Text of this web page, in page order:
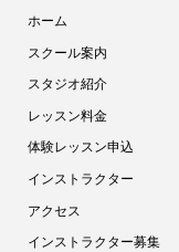
ホーム
スクール案内
スタジオ紹介
レッスン料金
体験レッスン申込
インストラクター
アクセス
インストラクター募集